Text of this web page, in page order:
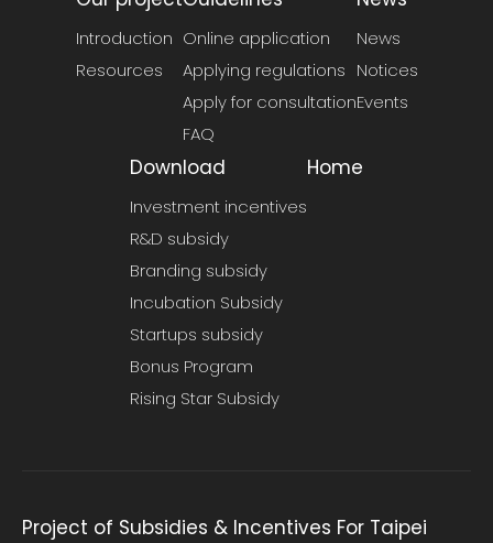
Introduction
Resources
Online application
Applying regulations
Apply for consultation
FAQ
News
Notices
Events
Download
Investment incentives
R&D subsidy
Branding subsidy
Incubation Subsidy
Startups subsidy
Bonus Program
Rising Star Subsidy
Home
Project of Subsidies & Incentives For Taipei